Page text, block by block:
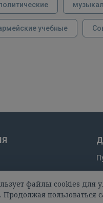
файлы cookies для
Продолжая пользоваться
учебные